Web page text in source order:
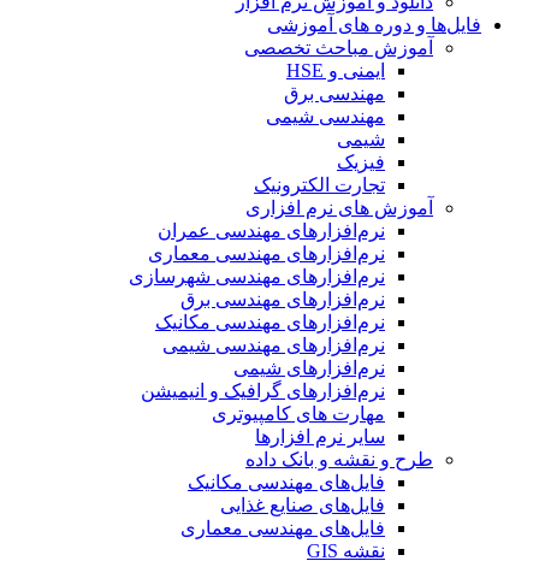
و دوره های آموزشی
آموزش مباحث تخصصی
ایمنی و HSE
مهندسی برق
مهندسی شیمی
تجارت الکترونیک
آموزش های نرم افزاری
نرم‌افزارهای مهندسی عمران
نرم‌افزارهای مهندسی معماری
نرم‌افزارهای مهندسی شهرسازی
نرم‌افزارهای مهندسی برق
نرم‌افزارهای مهندسی مکانیک
نرم‌افزارهای مهندسی شیمی
نرم‌افزارهای شیمی
نرم‌افزارهای گرافیک و انیمیشن
مهارت های کامپیوتری
سایر نرم افزارها
طرح و نقشه و بانک داده
فایل‌های مهندسی مکانیک
فایل‌های صنایع غذایی
فایل‌های مهندسی معماری